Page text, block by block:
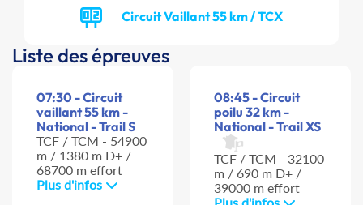
Circuit Vaillant 55 km / TCX
Liste des épreuves
07:30 - Circuit
vaillant 55 km -
National - Trail S
TCF / TCM - 54900
m / 1380 m D+ /
68700 m effort
Plus d'infos
08:45 - Circuit
poilu 32 km -
National - Trail XS
TCF / TCM - 32100
m / 690 m D+ /
39000 m effort